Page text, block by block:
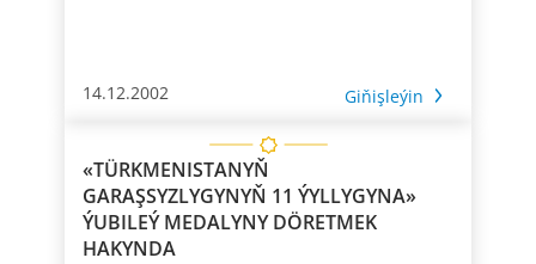
14.12.2002 Giňişleýin
«TÜRKMENISTANYŇ
GARAŞSYZLYGYNYŇ 11 ÝYLLYGYNA»
ÝUBILEÝ MEDALYNY DÖRETMEK
HAKYNDA